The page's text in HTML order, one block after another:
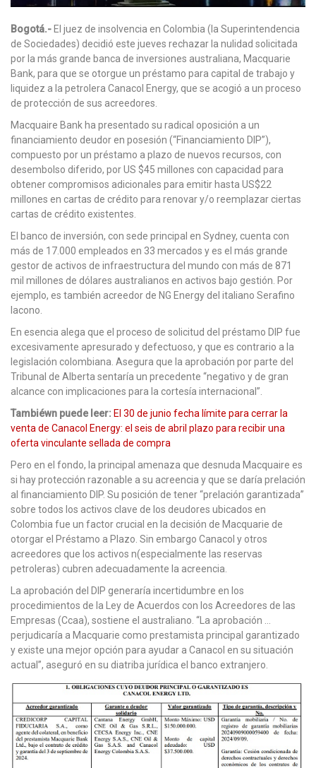
Bogotá.- El juez de insolvencia en Colombia (la Superintendencia
de Sociedades) decidió este jueves rechazar la nulidad solicitada
por la más grande banca de inversiones australiana, Macquarie
Bank, para que se otorgue un préstamo para capital de trabajo y
liquidez a la petrolera Canacol Energy, que se acogió a un proceso
de protección de sus acreedores.
Macquaire Bank ha presentado su radical oposición a un
financiamiento deudor en posesión (“Financiamiento DIP”),
compuesto por un préstamo a plazo de nuevos recursos, con
desembolso diferido, por US $45 millones con capacidad para
obtener compromisos adicionales para emitir hasta US$22
millones en cartas de crédito para renovar y/o reemplazar ciertas
cartas de crédito existentes.
El banco de inversión, con sede principal en Sydney, cuenta con
más de 17.000 empleados en 33 mercados y es el más grande
gestor de activos de infraestructura del mundo con más de 871
mil millones de dólares australianos en activos bajo gestión. Por
ejemplo, es también acreedor de NG Energy del italiano Serafino
Iacono.
En esencia alega que el proceso de solicitud del préstamo DIP fue
excesivamente apresurado y defectuoso, y que es contrario a la
legislación colombiana. Asegura que la aprobación por parte del
Tribunal de Alberta sentaría un precedente “negativo y de gran
alcance con implicaciones para la cortesía internacional”.
Tambiéwn puede leer: El 30 de junio fecha límite para cerrar la
venta de Canacol Energy: el seis de abril plazo para recibir una
oferta vinculante sellada de compra
Pero en el fondo, la principal amenaza que desnuda Macquaire es
si hay protección razonable a su acreencia y que se daría prelación
al financiamiento DIP. Su posición de tener “prelación garantizada”
sobre todos los activos clave de los deudores ubicados en
Colombia fue un factor crucial en la decisión de Macquarie de
otorgar el Préstamo a Plazo. Sin embargo Canacol y otros
acreedores que los activos n(especialmente las reservas
petroleras) cubren adecuadamente la acreencia.
La aprobación del DIP generaría incertidumbre en los
procedimientos de la Ley de Acuerdos con los Acreedores de las
Empresas (Ccaa), sostiene el australiano. “La aprobación …
perjudicaría a Macquarie como prestamista principal garantizado
y existe una mejor opción para ayudar a Canacol en su situación
actual”, aseguró en su diatriba jurídica el banco extranjero.